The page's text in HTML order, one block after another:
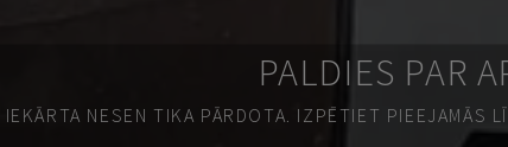
PALDIES PAR
IEKĀRTA NESEN TIKA PĀRDOTA. IZPĒTIET PIEEJAMĀS